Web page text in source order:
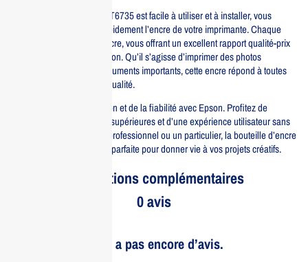
La bouteille d’encre Epson T6735 est facile à utiliser et à installer, vous
permettant de remplacer rapidement l’encre de votre imprimante. Chaque
bouteille contient 70ml d’encre, vous offrant un excellent rapport qualité-prix
pour vos besoins d’impression. Qu’il s’agisse d’imprimer des photos
professionnelles ou des documents importants, cette encre répond à toutes
vos attentes en matière de qualité.
Faites le choix de l’innovation et de la fiabilité avec Epson. Profitez de
performances d’impression supérieures et d’une expérience utilisateur sans
tracas. Que vous soyez un professionnel ou un particulier, la bouteille d’encre
cyan clair T6735 est l’alliée parfaite pour donner vie à vos projets créatifs.
Informations complémentaires
0 avis
Il n’y a pas encore d’avis.